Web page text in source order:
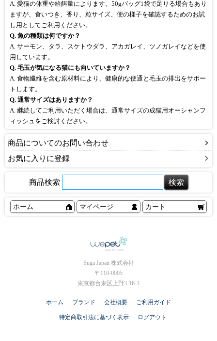
A. 愛猫の体重や給餌量によります。50gバッグ1袋で足りる場合もあり
ますが、食いつき、香り、粒サイズ、便の様子を確認するためのお試
し用としてご利用ください。
Q. 魚の種類は何ですか？
A. サーモン、タラ、スケトウダラ、アカガレイ、ツノガレイなどを使
用しています。
Q. 毛玉が気になる猫にも向いていますか？
A. 食物繊維を含む原材料により、健康的な便通と毛玉の排出をサポー
トします。
Q. 通常サイズはありますか？
A. 継続してご利用いただく場合は、通常サイズの成猫用オーシャンフ
ィッシュをご検討ください。
商品についてのお問い合わせ
お気に入りに登録
商品検索
ホーム マイページ カート
Suga Japan 株式会社
〒110-0005
東京都台東区上野3-16-3
ホーム ブランド 会社概要 ご利用ガイド
特定商取引法に基づく表示 ログアウト